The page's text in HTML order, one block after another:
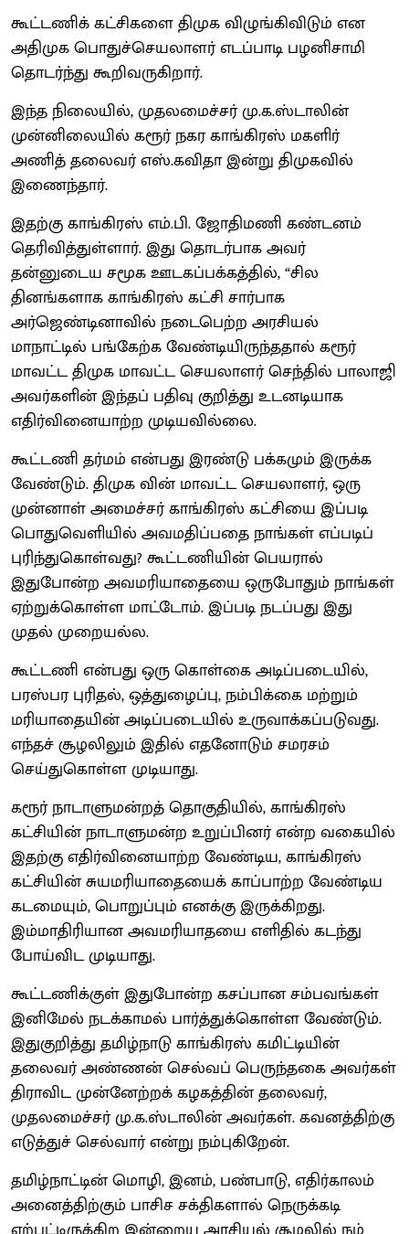
கூட்டணிக் கட்சிகளை திமுக விழுங்கிவிடும் என
அதிமுக பொதுச்செயலாளர் எடப்பாடி பழனிசாமி
தொடர்ந்து கூறிவருகிறார்.
இந்த நிலையில், முதலமைச்சர் மு.க.ஸ்டாலின்
முன்னிலையில் கரூர் நகர காங்கிரஸ் மகளிர்
அணித் தலைவர் எஸ்.கவிதா இன்று திமுகவில்
இணைந்தார்.
இதற்கு காங்கிரஸ் எம்.பி. ஜோதிமணி கண்டனம்
தெரிவித்துள்ளார். இது தொடர்பாக அவர்
தன்னுடைய சமூக ஊடகப்பக்கத்தில், “சில
தினங்களாக காங்கிரஸ் கட்சி சார்பாக
அர்ஜெண்டினாவில் நடைபெற்ற அரசியல்
மாநாட்டில் பங்கேற்க வேண்டியிருந்ததால் கரூர்
மாவட்ட திமுக மாவட்ட செயலாளர் செந்தில் பாலாஜி
அவர்களின் இந்தப் பதிவு குறித்து உடனடியாக
எதிர்வினையாற்ற முடியவில்லை.
கூட்டணி தர்மம் என்பது இரண்டு பக்கமும் இருக்க
வேண்டும். திமுக வின் மாவட்ட செயலாளர், ஒரு
முன்னாள் அமைச்சர் காங்கிரஸ் கட்சியை இப்படி
பொதுவெளியில் அவமதிப்பதை நாங்கள் எப்படிப்
புரிந்துகொள்வது? கூட்டணியின் பெயரால்
இதுபோன்ற அவமரியாதையை ஒருபோதும் நாங்கள்
ஏற்றுக்கொள்ள மாட்டோம். இப்படி நடப்பது இது
முதல் முறையல்ல.
கூட்டணி என்பது ஒரு கொள்கை அடிப்படையில்,
பரஸ்பர புரிதல், ஒத்துழைப்பு, நம்பிக்கை மற்றும்
மரியாதையின் அடிப்படையில் உருவாக்கப்படுவது.
எந்தச் சூழலிலும் இதில் எதனோடும் சமரசம்
செய்துகொள்ள முடியாது.
கரூர் நாடாளுமன்றத் தொகுதியில், காங்கிரஸ்
கட்சியின் நாடாளுமன்ற உறுப்பினர் என்ற வகையில்
இதற்கு எதிர்வினையாற்ற வேண்டிய, காங்கிரஸ்
கட்சியின் சுயமரியாதையைக் காப்பாற்ற வேண்டிய
கடமையும், பொறுப்பும் எனக்கு இருக்கிறது.
இம்மாதிரியான அவமரியாதயை எளிதில் கடந்து
போய்விட முடியாது.
கூட்டணிக்குள் இதுபோன்ற கசப்பான சம்பவங்கள்
இனிமேல் நடக்காமல் பார்த்துக்கொள்ள வேண்டும்.
இதுகுறித்து தமிழ்நாடு காங்கிரஸ் கமிட்டியின்
தலைவர் அண்ணன் செல்வப் பெருந்தகை அவர்கள்
திராவிட முன்னேற்றக் கழகத்தின் தலைவர்,
முதலமைச்சர் மு.க.ஸ்டாலின் அவர்கள். கவனத்திற்கு
எடுத்துச் செல்வார் என்று நம்புகிறேன்.
தமிழ்நாட்டின் மொழி, இனம், பண்பாடு, எதிர்காலம்
அனைத்திற்கும் பாசிச சக்திகளால் நெருக்கடி